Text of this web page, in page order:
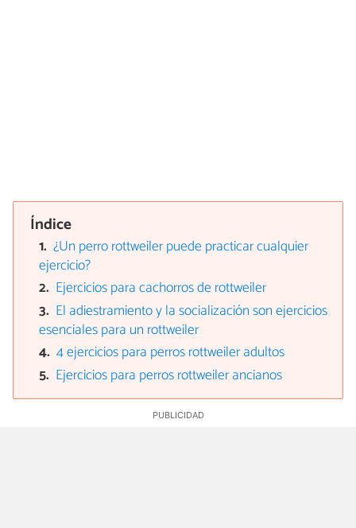
Índice
¿Un perro rottweiler puede practicar cualquier
ejercicio?
Ejercicios para cachorros de rottweiler
El adiestramiento y la socialización son ejercicios
esenciales para un rottweiler
4 ejercicios para perros rottweiler adultos
Ejercicios para perros rottweiler ancianos